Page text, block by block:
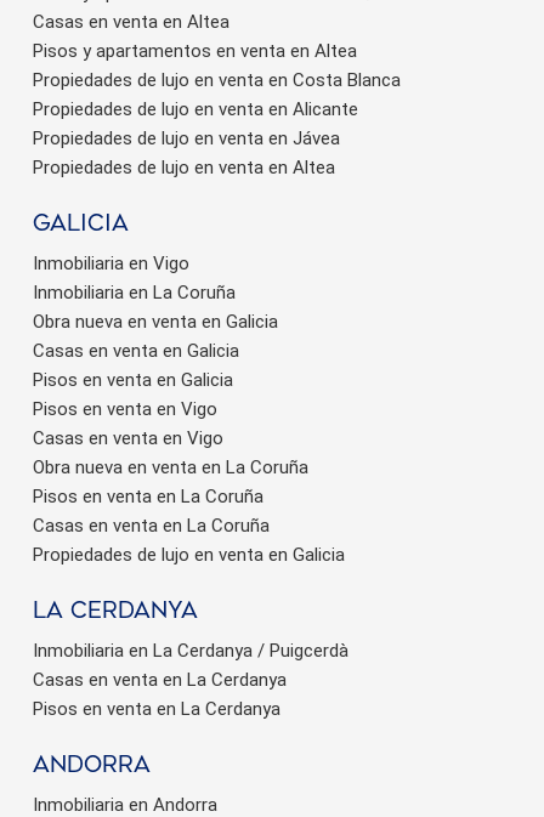
Casas en venta en Altea
Pisos y apartamentos en venta en Altea
Propiedades de lujo en venta en Costa Blanca
Propiedades de lujo en venta en Alicante
Propiedades de lujo en venta en Jávea
Propiedades de lujo en venta en Altea
Galicia
Inmobiliaria en Vigo
Inmobiliaria en La Coruña
Obra nueva en venta en Galicia
Casas en venta en Galicia
Pisos en venta en Galicia
Pisos en venta en Vigo
Casas en venta en Vigo
Obra nueva en venta en La Coruña
Pisos en venta en La Coruña
Casas en venta en La Coruña
Propiedades de lujo en venta en Galicia
La Cerdanya
Inmobiliaria en La Cerdanya / Puigcerdà
Casas en venta en La Cerdanya
Pisos en venta en La Cerdanya
Andorra
Inmobiliaria en Andorra